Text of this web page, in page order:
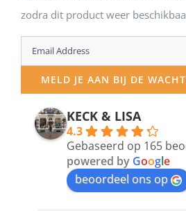
zodra dit product weer
Enter
your
email
address
MELD JE AAN BIJ DE
KECK & LISA
4.3
Gebaseerd op 165
powered by Google
beoordeel ons op